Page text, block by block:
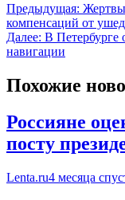
Предыдущая: Жертвы
компенсаций от
Далее: В Петербурге
навигации
Похожие
Россияне
посту
Lenta.ru4 месяца